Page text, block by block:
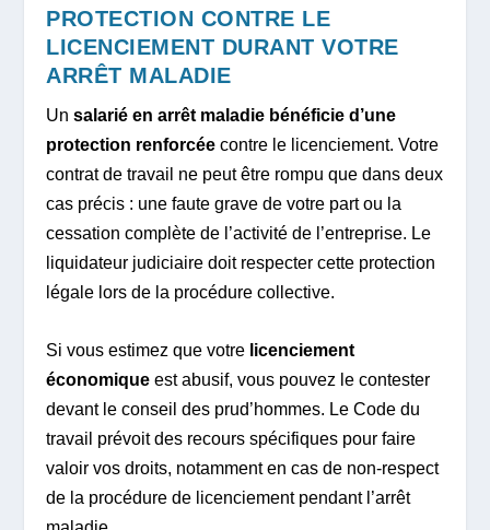
PROTECTION CONTRE LE
LICENCIEMENT DURANT VOTRE
ARRÊT MALADIE
Unsalarié en arrêt maladie bénéficie d’une
protection renforcée contre le licenciement. Votre
contrat de travail ne peut être rompu que dans deux
cas précis : une faute grave de votre part ou la
cessation complète de l’activité de l’entreprise. Le
liquidateur judiciaire doit respecter cette protection
légale lors de la procédure collective.
Si vous estimez que votre licenciement
économique est abusif, vous pouvez le contester
devant le conseil des prud’hommes. Le Code du
travail prévoit des recours spécifiques pour faire
valoir vos droits, notamment en cas de non-respect
de la procédure de licenciement pendant l’arrêt